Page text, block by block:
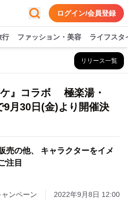
ログイン/会員登録
行 ファッション・美容 ライフスタ
リリース一覧
』コラボ 極楽湯・
9月30日(金)より開催決
売の他、 キャラクターをイメ
注目
ャンペーン 2022年9月8日 12:00